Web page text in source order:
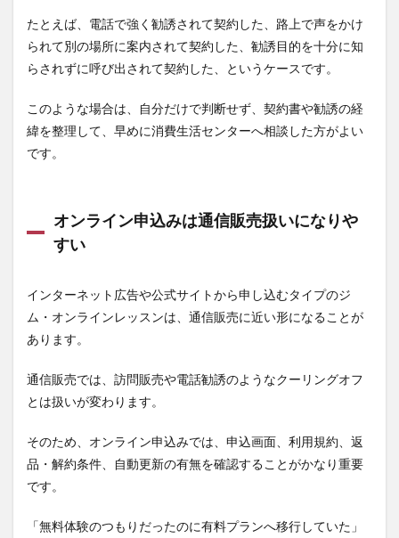
3.1
契約
書と
規約
認す
件を
確認
する
やり
を記
録と
残す
4
リン
グオ
フで
きる
ある
たとえば、電話で強く勧誘されて契約した、路上で声をかけ
られて別の場所に案内されて契約した、勧誘目的を十分に知
らされずに呼び出されて契約した、というケースです。
このような場合は、自分だけで判断せず、契約書や勧誘の経
緯を整理して、早めに消費生活センターへ相談した方がよい
です。
オンライン申込みは通信販売扱いになりや
すい
インターネット広告や公式サイトから申し込むタイプのジ
ム・オンラインレッスンは、通信販売に近い形になることが
あります。
通信販売では、訪問販売や電話勧誘のようなクーリングオフ
とは扱いが変わります。
そのため、オンライン申込みでは、申込画面、利用規約、返
品・解約条件、自動更新の有無を確認することがかなり重要
です。
「無料体験のつもりだったのに有料プランへ移行していた」